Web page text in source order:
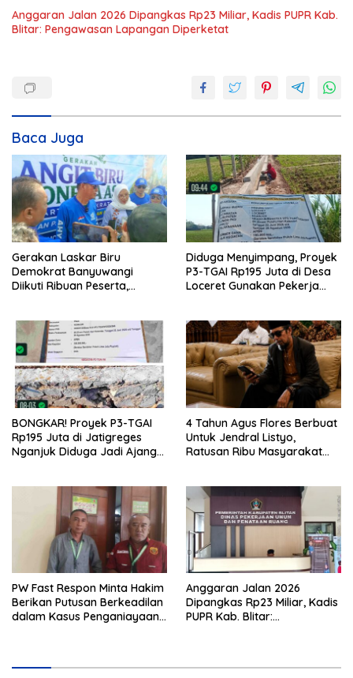
Anggaran Jalan 2026 Dipangkas Rp23 Miliar, Kadis PUPR Kab.
Blitar: Pengawasan Lapangan Diperketat
Baca Juga
Gerakan Laskar Biru
Demokrat Banyuwangi
Diikuti Ribuan Peserta,
Diduga Menyimpang, Proyek
P3-TGAI Rp195 Juta di Desa
Loceret Gunakan Pekerja
BONGKAR! Proyek P3-TGAI
Rp195 Juta di Jatigreges
Nganjuk Diduga Jadi Ajang
4 Tahun Agus Flores Berbuat
Untuk Jendral Listyo,
Ratusan Ribu Masyarakat
PW Fast Respon Minta Hakim
Berikan Putusan Berkeadilan
dalam Kasus Penganiayaan
Anggaran Jalan 2026
Dipangkas Rp23 Miliar, Kadis
PUPR Kab. Blitar: